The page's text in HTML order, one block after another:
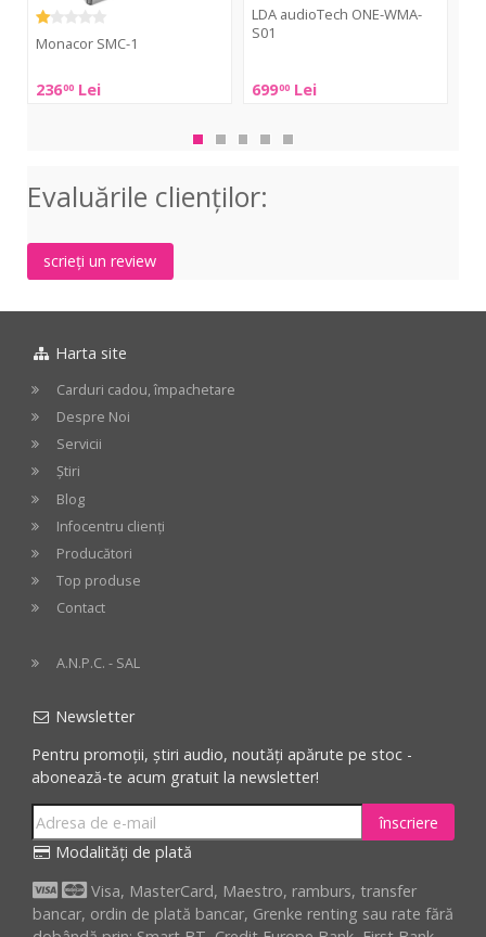
Monacor SMC-1
23600 Lei
Monacor
LDA audioTech ONE-WMA-
S01
69900 Lei
audioTech
WMA-
Evaluările clienţilor:
scrieți un review
Harta site
Carduri cadou, împachetare
Despre Noi
Servicii
Știri
Blog
Infocentru clienți
Producători
Top produse
Contact
A.N.P.C. - SAL
Newsletter
Pentru promoții, știri audio, noutăți apărute pe stoc -
abonează-te acum gratuit la newsletter!
înscriere
Modalități de plată
Visa, MasterCard, Maestro, ramburs, transfer
bancar, ordin de plată bancar, Grenke renting sau rate fără